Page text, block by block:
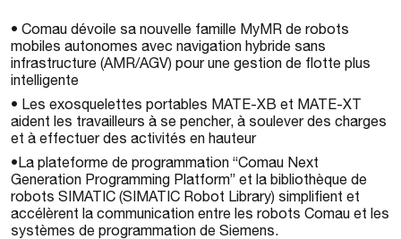
• Comau dévoile sa nouvelle famille MyMR de robots
mobiles autonomes avec navigation hybride sans
infrastructure (AMR/AGV) pour une gestion de flotte plus
intelligente
• Les exosquelettes portables MATE-XB et MATE-XT
aident les travailleurs à se pencher, à soulever des charges
et à effectuer des activités en hauteur
•La plateforme de programmation “Comau Next
Generation Programming Platform” et la bibliothèque de
robots SIMATIC (SIMATIC Robot Library) simplifient et
accélèrent la communication entre les robots Comau et les
systèmes de programmation de Siemens.